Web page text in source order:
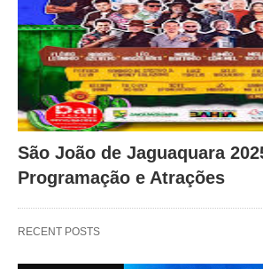
São João de Jaguaquara
Programação e Atrações
RECENT POSTS